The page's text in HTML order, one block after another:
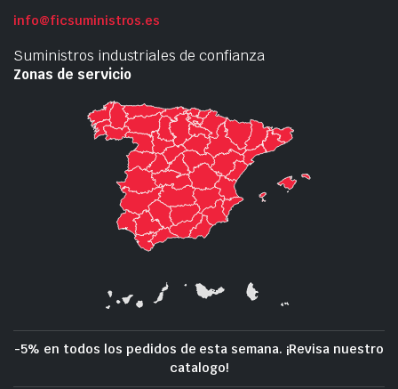
info@ficsuministros.es
Suministros industriales de confianza
Zonas de servicio
-5% en todos los pedidos de esta semana. ¡Revisa nuestro
catalogo!